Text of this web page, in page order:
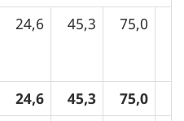
24,6 45,3 75,0
24,6 45,3 75,0